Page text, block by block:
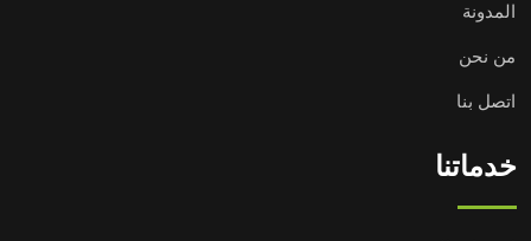
المدونة
من نحن
اتصل بنا
خدماتنا